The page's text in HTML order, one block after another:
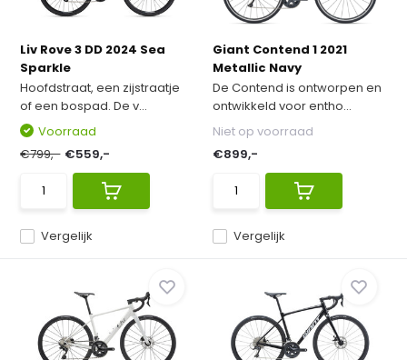
Liv Rove 3 DD 2024 Sea
Sparkle
Hoofdstraat, een zijstraatje
of een bospad. De v...
Vergelijk
Voorraad
€799,- €559,-
Giant Contend 1 2021
Metallic Navy
De Contend is ontworpen en
ontwikkeld voor entho...
Vergelijk
Niet op voorraad
€899,-